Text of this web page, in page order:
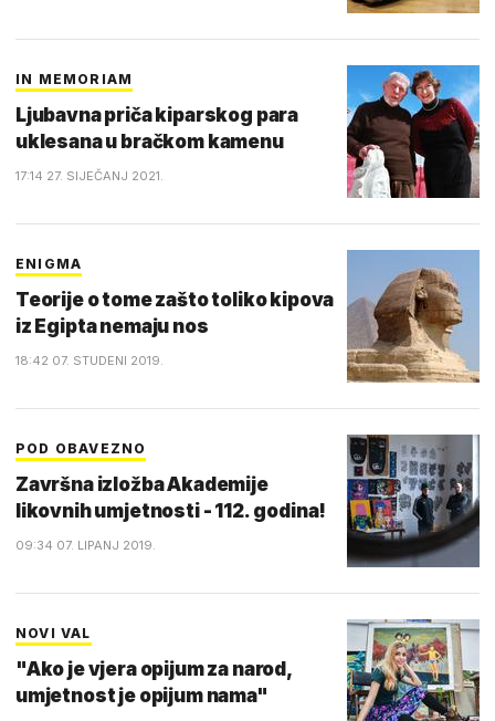
IN MEMORIAM
Ljubavna priča kiparskog para
uklesana u bračkom kamenu
17:14 27. SIJEČANJ 2021.
ENIGMA
Teorije o tome zašto toliko kipova
iz Egipta nemaju nos
18:42 07. STUDENI 2019.
POD OBAVEZNO
Završna izložba Akademije
likovnih umjetnosti - 112. godina!
09:34 07. LIPANJ 2019.
NOVI VAL
"Ako je vjera opijum za narod,
umjetnost je opijum nama"